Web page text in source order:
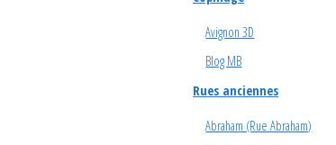
Avignon 3D
Blog MB
Rues anciennes
Abraham (Rue Abraham)